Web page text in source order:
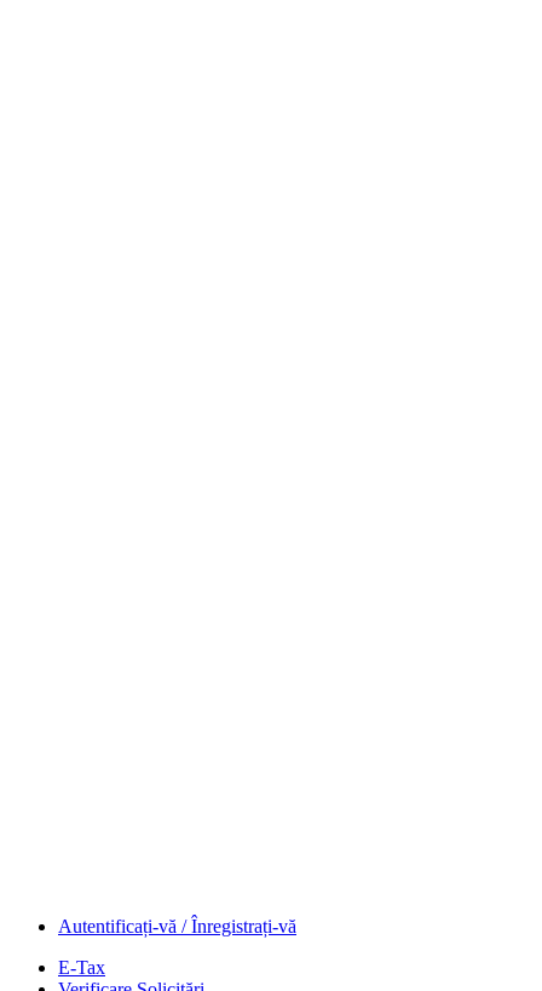
Autentificați-vă / Înregistrați-vă
E-Tax